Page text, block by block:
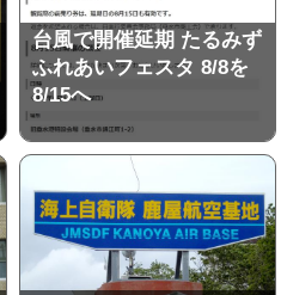
台風で開催延期 たるみず
ふれあいフェスタ 8/8を
8/15へ